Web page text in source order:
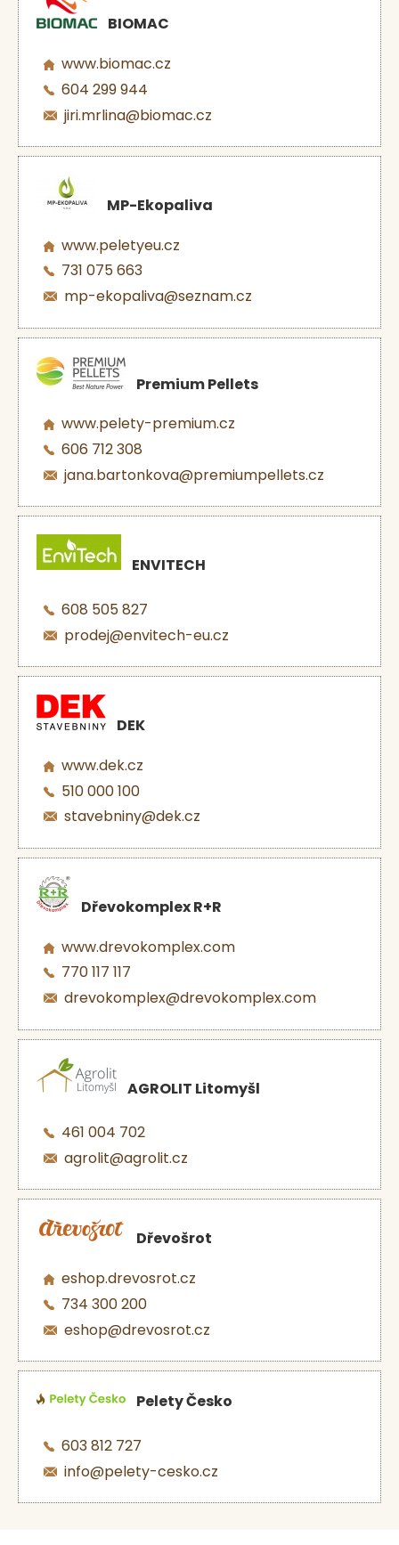
BIOMAC
www.biomac.cz
604 299 944
jiri.mrlina@biomac.cz
MP-Ekopaliva
www.peletyeu.cz
731 075 663
mp-ekopaliva@seznam.cz
Premium Pellets
www.pelety-premium.cz
606 712 308
jana.bartonkova@premiumpellets.cz
ENVITECH
608 505 827
prodej@envitech-eu.cz
DEK
www.dek.cz
510 000 100
stavebniny@dek.cz
Dřevokomplex R+R
www.drevokomplex.com
770 117 117
drevokomplex@drevokomplex.com
AGROLIT Litomyšl
461 004 702
agrolit@agrolit.cz
Dřevošrot
eshop.drevosrot.cz
734 300 200
eshop@drevosrot.cz
Pelety Česko
603 812 727
info@pelety-cesko.cz